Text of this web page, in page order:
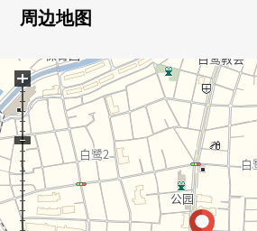
0 3个地方阳台
0 有全居室收纳
0 有地板暖气(LDK)
0 整体卫浴(1418尺寸)
0 已经所有房间空调设置
■ Life
0 7-Eleven阿佐谷北6丁目商店…约
周边地图
+